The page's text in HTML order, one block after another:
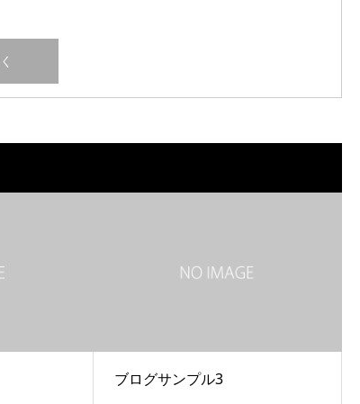
ブログサンプル3